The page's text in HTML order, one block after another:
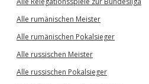
Alle rumänischen Meister
Alle rumänischen Pokalsieger
Alle russischen Meister
Alle russischen Pokalsieger